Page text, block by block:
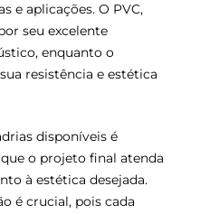
e aplicações. O PVC,
seu excelente
enquanto o
resistência e estética
disponíveis é
o projeto final atenda
à estética desejada.
é crucial, pois cada